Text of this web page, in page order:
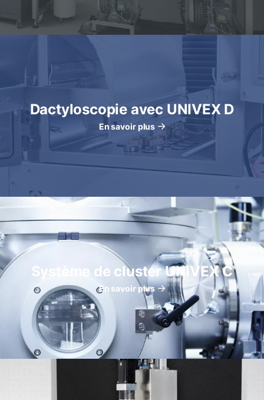
Dactyloscopie avec UNIVEX D
En savoir plus
Système de cluster UNIVEX C
En savoir plus